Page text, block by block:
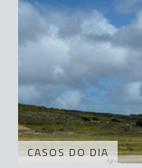
CASOS DO DIA